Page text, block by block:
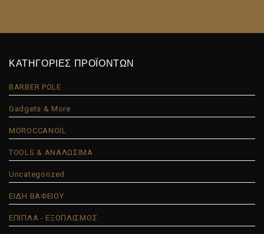
ΚΑΤΗΓΟΡΙΕΣ ΠΡΟΪΟΝΤΩΝ
BARBER POLE
Gadgets & More
MOROCCANOIL
TOOLS & ΑΝΑΛΩΣΙΜΑ
Uncategorized
ΕΙΔΗ ΒΑΦΕΙΟΥ
ΕΠΙΠΛΑ - ΕΞΟΠΛΙΣΜΟΣ